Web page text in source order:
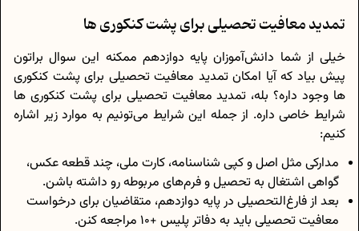
تمدید معافیت تحصیلی برای پشت کنکوری ها
خیلی از شما دانش‌آموزان پایه دوازدهم ممکنه این سوال براتون
پیش بیاد که آیا امکان تمدید معافیت تحصیلی برای پشت کنکوری
ها وجود داره؟ بله، تمدید معافیت تحصیلی برای پشت کنکوری ها
شرایط خاصی داره. از جمله این شرایط می‌تونیم به موارد زیر اشاره
کنیم:
مدارکی مثل اصل و کپی شناسنامه، کارت ملی، چند قطعه عکس،
گواهی اشتغال به تحصیل و فرم‌های مربوطه رو داشته باشن.
بعد از فارغ‌التحصیلی در پایه دوازدهم، متقاضیان برای درخواست
معافیت تحصیلی باید به دفاتر پلیس +10 مراجعه کنن.